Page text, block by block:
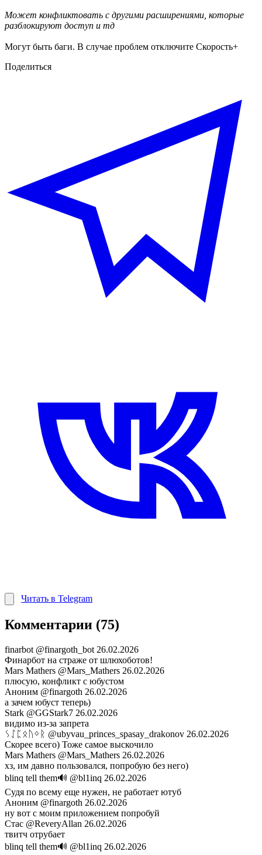
Может конфликтовать с другими расширениями, которые
разблокируют доступ и тд
Могут быть баги. В случае проблем отключите Скорость+
Поделиться
Читать в Telegram
Комментарии (75)
finarbot @finargoth_bot 26.02.2026
Финарбот на страже от шлюхоботов!
Mars Mathers @Mars_Mathers 26.02.2026
плюсую, конфликт с юбустом
Аноним @finargoth 26.02.2026
а зачем юбуст теперь)
Stark @GGStark7 26.02.2026
видимо из-за запрета
ᛊᛇᛈᛟᚢᛜᚱ @ubyvau_princes_spasay_drakonov 26.02.2026
Скорее всего) Тоже самое выскочило
Mars Mathers @Mars_Mathers 26.02.2026
хз, им давно пользовался, попробую без него)
blinq tell them🔊 @bl1inq 26.02.2026
Судя по всему еще нужен, не работает ютуб
Аноним @finargoth 26.02.2026
ну вот с моим приложением попробуй
Стас @ReveryAllan 26.02.2026
твитч отрубает
blinq tell them🔊 @bl1inq 26.02.2026